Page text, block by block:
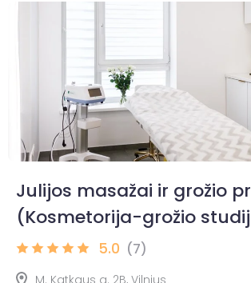
Julijos masažai ir grožio
(Kosmetorija-grožio
5.0 (7)
M. Katkaus g. 2B, Vilnius